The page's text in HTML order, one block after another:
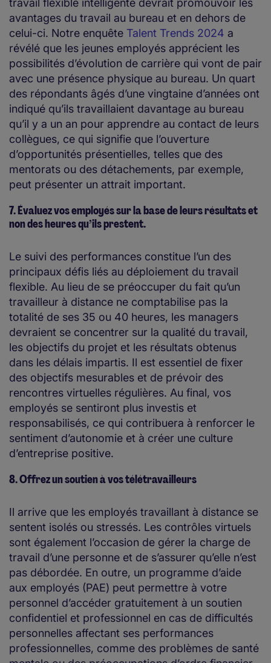
travail flexible intelligente devrait promouvoir les
avantages du travail au bureau et en dehors de
celui-ci. Notre enquête Talent Trends 2024 a
révélé que les jeunes employés apprécient les
possibilités d’évolution de carrière qui vont de pair
avec une présence physique au bureau. Un quart
des répondants âgés d’une vingtaine d’années ont
indiqué qu’ils travaillaient davantage au bureau
qu’il y a un an pour apprendre au contact de leurs
collègues, ce qui signifie que l’ouverture
d’opportunités présentielles, telles que des
mentorats ou des détachements, par exemple,
peut présenter un attrait important.
7. Évaluez vos employés sur la base de leurs résultats et
non des heures qu’ils prestent.
Le suivi des performances constitue l’un des
principaux défis liés au déploiement du travail
flexible. Au lieu de se préoccuper du fait qu’un
travailleur à distance ne comptabilise pas la
totalité de ses 35 ou 40 heures, les managers
devraient se concentrer sur la qualité du travail,
les objectifs du projet et les résultats obtenus
dans les délais impartis. Il est essentiel de fixer
des objectifs mesurables et de prévoir des
rencontres virtuelles régulières. Au final, vos
employés se sentiront plus investis et
responsabilisés, ce qui contribuera à renforcer le
sentiment d’autonomie et à créer une culture
d’entreprise positive.
8. Offrez un soutien à vos télétravailleurs
Il arrive que les employés travaillant à distance se
sentent isolés ou stressés. Les contrôles virtuels
sont également l’occasion de gérer la charge de
travail d’une personne et de s’assurer qu’elle n’est
pas débordée. En outre, un programme d’aide
aux employés (PAE) peut permettre à votre
personnel d’accéder gratuitement à un soutien
confidentiel et professionnel en cas de difficultés
personnelles affectant ses performances
professionnelles, comme des problèmes de santé